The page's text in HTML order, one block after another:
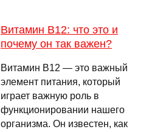
Витамин В12: что это и
почему он так важен?
Витамин B12 — это важный
элемент питания, который
играет важную роль в
функционировании нашего
организма. Он известен, как